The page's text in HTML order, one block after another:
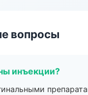
вопросы
инъекции?